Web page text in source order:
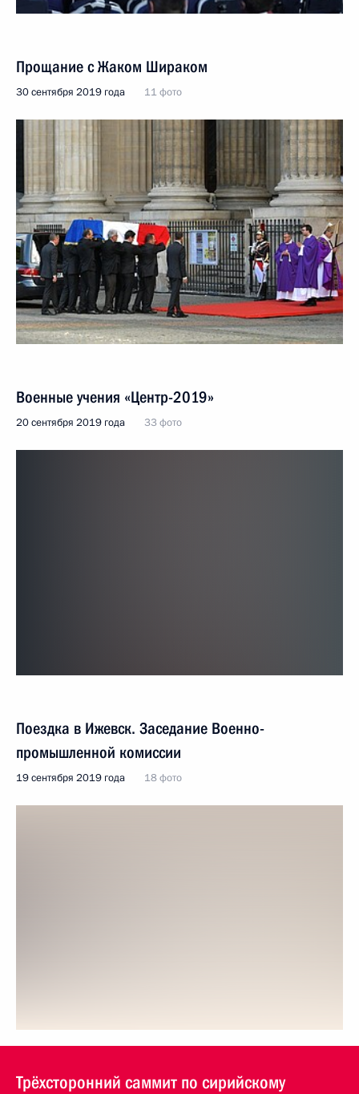
Прощание с Жаком Шираком
30 сентября 2019 года 11 фото
Военные учения «Центр-2019»
20 сентября 2019 года 33 фото
Поездка в Ижевск. Заседание Военно-
промышленной комиссии
19 сентября 2019 года 18 фото
Трёхсторонний саммит по сирийскому